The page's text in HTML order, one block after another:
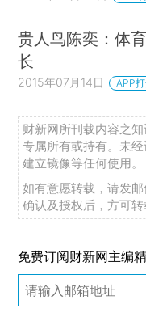
贵人鸟陈奕：体
长
2015年07月14日 APP
财新网所刊载内容之
专属所有或持有。未
建立镜像等任何使用。
如有意愿转载，请发邮
确认及授权后，方可转
免费订阅财新网主编